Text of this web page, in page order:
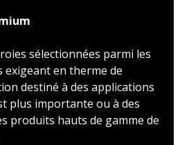
sélectionnées parmi les
exigeant en therme de
destiné à des applications
plus importante ou à des
produits hauts de gamme de